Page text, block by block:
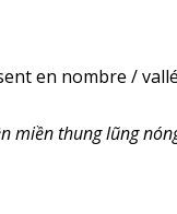
en nombre /
miền thung lũng